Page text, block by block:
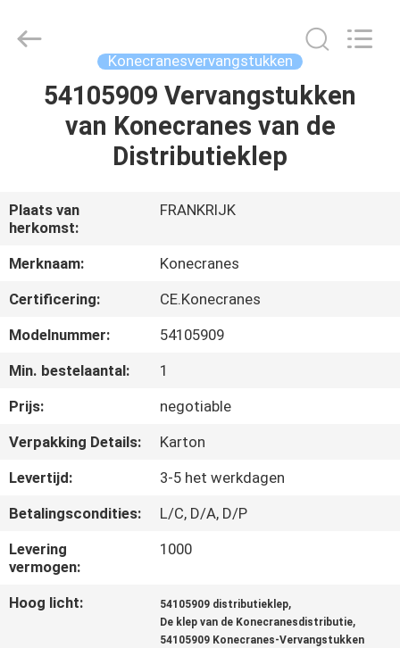
HUIS
PRODUCTEN
ONGEVEER
ONS
FABRIEKSREIS
CONTACTEER
ONS
OM
EEN
Rights
Konecranesvervangstukken
54105909 Vervangstukken
van Konecranes van de
Distributieklep
Plaats van
herkomst:
FRANKRIJK
Merknaam:
Konecranes
Certificering:
CE.Konecranes
Modelnummer:
54105909
Min. bestelaantal:
1
Prijs:
negotiable
Verpakking Details:
Karton
Levertijd:
3-5 het werkdagen
Betalingscondities:
L/C, D/A, D/P
Levering
vermogen:
1000
Hoog licht: 54105909 distributieklep,
De klep van de Konecranesdistributie,
54105909 Konecranes-Vervangstukken